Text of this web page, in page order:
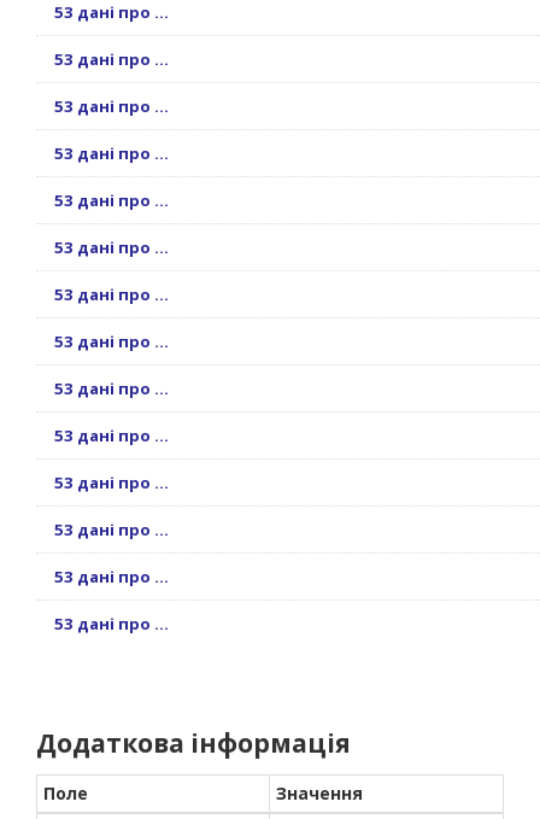
53 дані про ...
53 дані про ...
53 дані про ...
53 дані про ...
53 дані про ...
53 дані про ...
53 дані про ...
53 дані про ...
53 дані про ...
53 дані про ...
53 дані про ...
53 дані про ...
53 дані про ...
53 дані про ...
Додаткова інформація
Поле
Значення